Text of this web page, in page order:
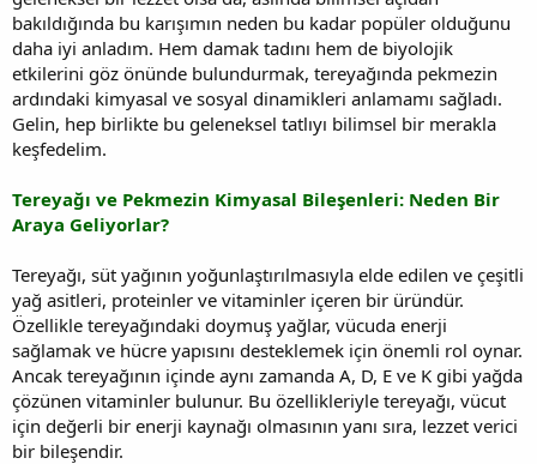
bakıldığında bu karışımın neden bu kadar popüler olduğunu
daha iyi anladım. Hem damak tadını hem de biyolojik
etkilerini göz önünde bulundurmak, tereyağında pekmezin
ardındaki kimyasal ve sosyal dinamikleri anlamamı sağladı.
Gelin, hep birlikte bu geleneksel tatlıyı bilimsel bir merakla
keşfedelim.
Tereyağı ve Pekmezin Kimyasal Bileşenleri: Neden Bir
Araya Geliyorlar?
Tereyağı, süt yağının yoğunlaştırılmasıyla elde edilen ve çeşitli
yağ asitleri, proteinler ve vitaminler içeren bir üründür.
Özellikle tereyağındaki doymuş yağlar, vücuda enerji
sağlamak ve hücre yapısını desteklemek için önemli rol oynar.
Ancak tereyağının içinde aynı zamanda A, D, E ve K gibi yağda
çözünen vitaminler bulunur. Bu özellikleriyle tereyağı, vücut
için değerli bir enerji kaynağı olmasının yanı sıra, lezzet verici
bir bileşendir.